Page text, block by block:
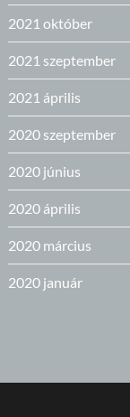
2021 október
2021 szeptember
2021 április
2020 szeptember
2020 június
2020 április
2020 március
2020 január